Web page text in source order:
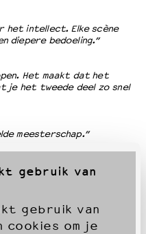
gebruik van
gebruik van
cookies om je
het intellect. Elke scène
diepere bedoeling.”
Het maakt dat het
je het tweede deel zo snel
meesterschap.”